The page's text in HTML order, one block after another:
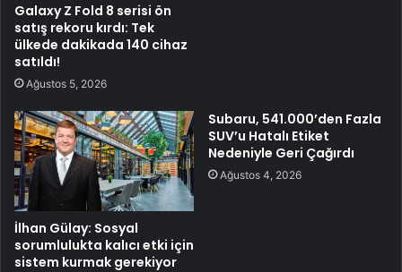
Galaxy Z Fold 8 serisi ön
satış rekoru kırdı: Tek
ülkede dakikada 140 cihaz
satıldı!
Ağustos 5, 2026
İlhan Gülay: Sosyal
sorumlulukta kalıcı etki için
sistem kurmak gerekiyor
Subaru, 541.000’den Fazla
SUV’u Hatalı Etiket
Nedeniyle Geri Çağırdı
Ağustos 4, 2026